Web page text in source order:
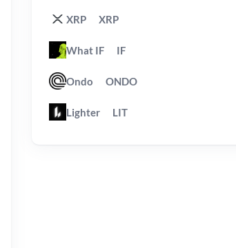
XRP XRP
What IF IF
Ondo ONDO
Lighter LIT